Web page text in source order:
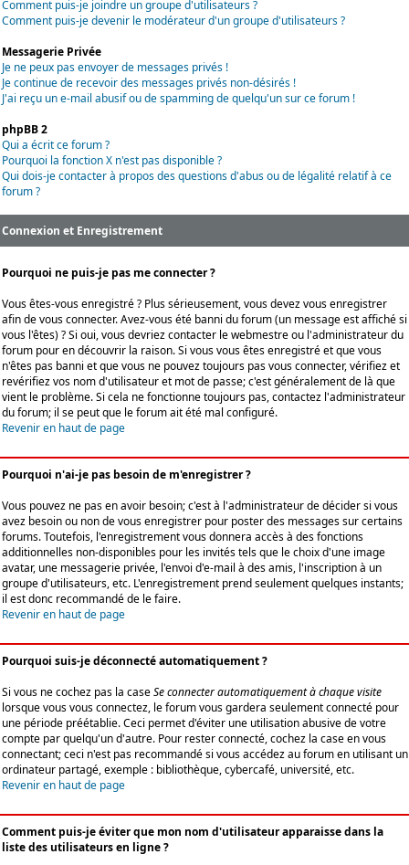
Comment puis-je joindre un groupe d'utilisateurs ?
Comment puis-je devenir le modérateur d'un groupe d'utilisateurs ?
Messagerie Privée
Je ne peux pas envoyer de messages privés !
Je continue de recevoir des messages privés non-désirés !
J'ai reçu un e-mail abusif ou de spamming de quelqu'un sur ce forum !
phpBB 2
Qui a écrit ce forum ?
Pourquoi la fonction X n'est pas disponible ?
Qui dois-je contacter à propos des questions d'abus ou de légalité relatif à ce
forum ?
Connexion et Enregistrement
Pourquoi ne puis-je pas me connecter ?
Vous êtes-vous enregistré ? Plus sérieusement, vous devez vous enregistrer
afin de vous connecter. Avez-vous été banni du forum (un message est affiché si
vous l'êtes) ? Si oui, vous devriez contacter le webmestre ou l'administrateur du
forum pour en découvrir la raison. Si vous vous êtes enregistré et que vous
n'êtes pas banni et que vous ne pouvez toujours pas vous connecter, vérifiez et
revérifiez vos nom d'utilisateur et mot de passe; c'est généralement de là que
vient le problème. Si cela ne fonctionne toujours pas, contactez l'administrateur
du forum; il se peut que le forum ait été mal configuré.
Revenir en haut de page
Pourquoi n'ai-je pas besoin de m'enregistrer ?
Vous pouvez ne pas en avoir besoin; c'est à l'administrateur de décider si vous
avez besoin ou non de vous enregistrer pour poster des messages sur certains
forums. Toutefois, l'enregistrement vous donnera accès à des fonctions
additionnelles non-disponibles pour les invités tels que le choix d'une image
avatar, une messagerie privée, l'envoi d'e-mail à des amis, l'inscription à un
groupe d'utilisateurs, etc. L'enregistrement prend seulement quelques instants;
il est donc recommandé de le faire.
Revenir en haut de page
Pourquoi suis-je déconnecté automatiquement ?
Si vous ne cochez pas la caseSe connecter automatiquement à chaque visite
lorsque vous vous connectez, le forum vous gardera seulement connecté pour
une période préétablie. Ceci permet d'éviter une utilisation abusive de votre
compte par quelqu'un d'autre. Pour rester connecté, cochez la case en vous
connectant; ceci n'est pas recommandé si vous accédez au forum en utilisant un
ordinateur partagé, exemple : bibliothèque, cybercafé, université, etc.
Revenir en haut de page
Comment puis-je éviter que mon nom d'utilisateur apparaisse dans la
liste des utilisateurs en ligne ?